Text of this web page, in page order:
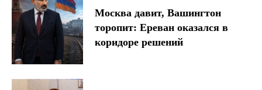
Москва давит, Вашингтон
торопит: Ереван оказался в
коридоре решений